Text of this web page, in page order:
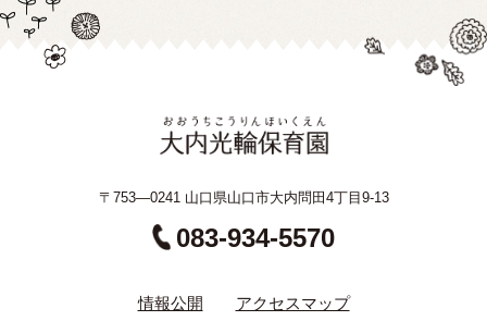
〒753—0241 山口県山口市大内問田4丁目9-13
083-934-5570
情報公開 アクセスマップ